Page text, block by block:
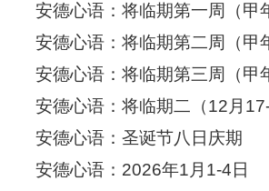
安德心语：将临期第一周（甲
安德心语：将临期第二周（甲
安德心语：将临期第三周（甲
安德心语：将临期二（12月17-
安德心语：圣诞节八日庆期
安德心语：2026年1月1-4日